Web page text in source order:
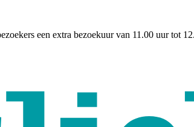
een extra bezoekuur van 11.00 uur tot